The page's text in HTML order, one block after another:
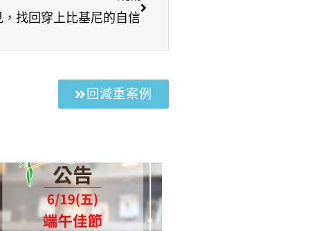
找回穿上比基尼的自信
回減重案例